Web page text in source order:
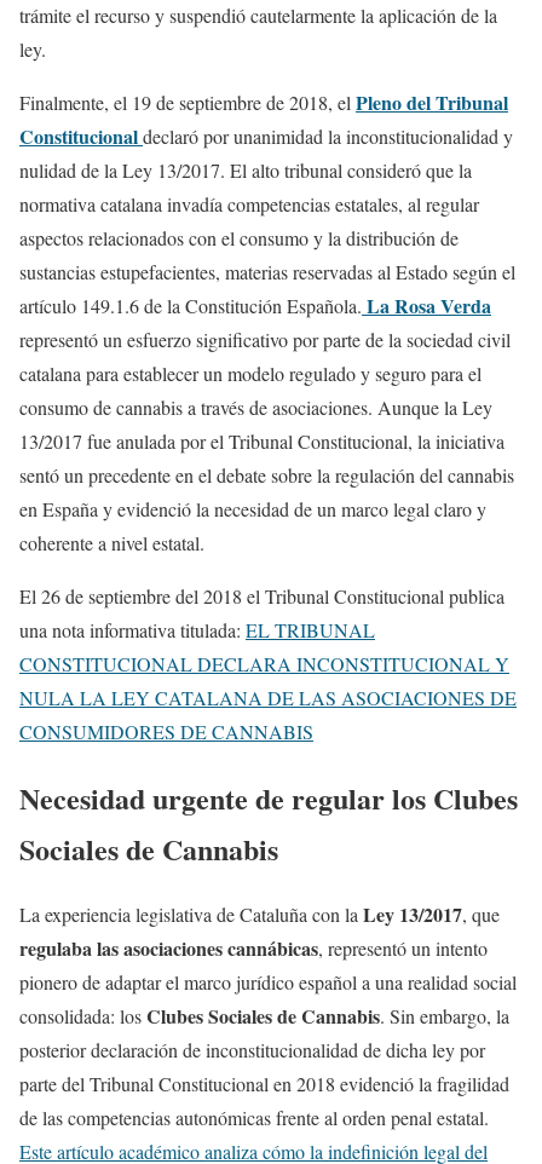
trámite el recurso y suspendió cautelarmente la aplicación de la
ley.
Finalmente, el 19 de septiembre de 2018, el Pleno del Tribunal
Constitucionaldeclaró por unanimidad la inconstitucionalidad y
nulidad de la Ley 13/2017. El alto tribunal consideró que la
normativa catalana invadía competencias estatales, al regular
aspectos relacionados con el consumo y la distribución de
sustancias estupefacientes, materias reservadas al Estado según el
artículo 149.1.6 de la Constitución Española. La Rosa Verda
representó un esfuerzo significativo por parte de la sociedad civil
catalana para establecer un modelo regulado y seguro para el
consumo de cannabis a través de asociaciones. Aunque la Ley
13/2017 fue anulada por el Tribunal Constitucional, la iniciativa
sentó un precedente en el debate sobre la regulación del cannabis
en España y evidenció la necesidad de un marco legal claro y
coherente a nivel estatal.
El 26 de septiembre del 2018 el Tribunal Constitucional publica
una nota informativa titulada: EL TRIBUNAL
CONSTITUCIONAL DECLARA INCONSTITUCIONAL Y
NULA LA LEY CATALANA DE LAS ASOCIACIONES DE
CONSUMIDORES DE CANNABIS
Necesidad urgente de regular los Clubes
Sociales de Cannabis
La experiencia legislativa de Cataluña con laLey 13/2017, que
regulaba las asociaciones cannábicas, representó un intento
pionero de adaptar el marco jurídico español a una realidad social
consolidada: losClubes Sociales de Cannabis. Sin embargo, la
posterior declaración de inconstitucionalidad de dicha ley por
parte del Tribunal Constitucional en 2018 evidenció la fragilidad
de las competencias autonómicas frente al orden penal estatal.
Este artículo académico analiza cómo la indefinición legal del